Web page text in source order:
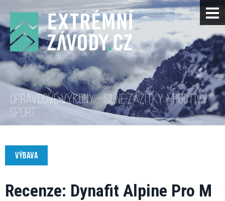
OPRAVDOVÉ VÝKONY – SILNÉ ZÁŽITKY – POCTIVÝ
SPORT
VÝBAVA
Recenze: Dynafit Alpine Pro M